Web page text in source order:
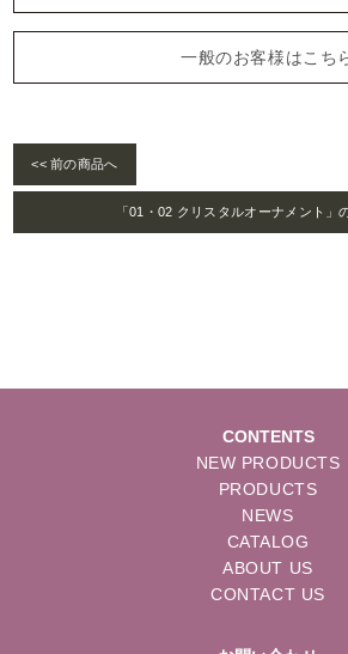
一般のお客様はこち
<< 前の商品へ
「01・02 クリスタルオーナメント」
CONTENTS
NEW PRODUCTS
PRODUCTS
NEWS
CATALOG
ABOUT US
CONTACT US